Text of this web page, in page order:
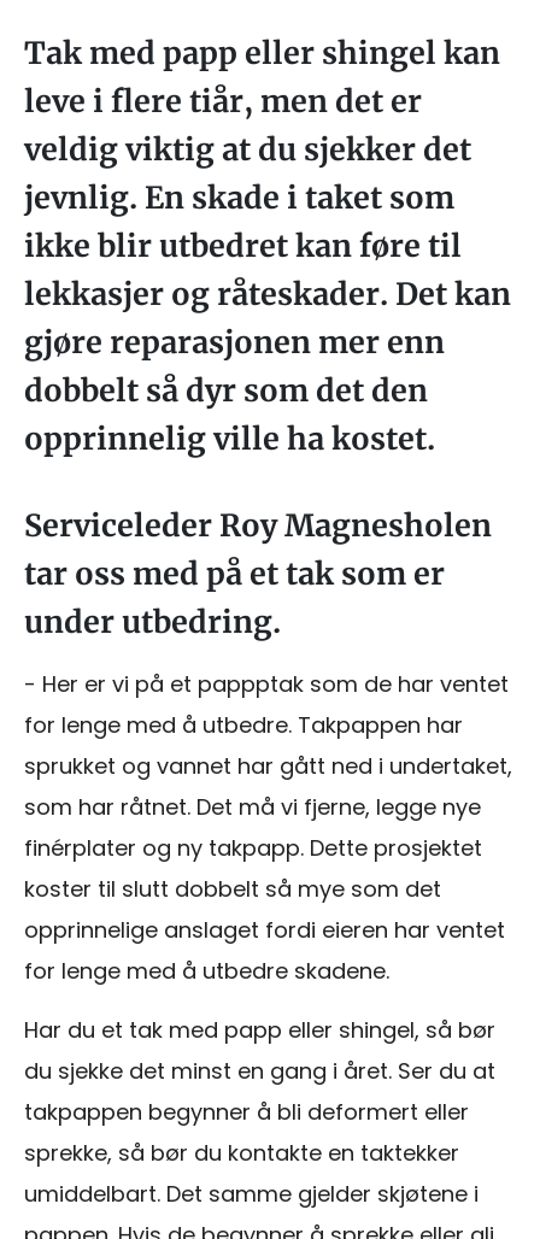
Tak med papp eller shingel kan
leve i flere tiår, men det er
veldig viktig at du sjekker det
jevnlig. En skade i taket som
ikke blir utbedret kan føre til
lekkasjer og råteskader. Det kan
gjøre reparasjonen mer enn
dobbelt så dyr som det den
opprinnelig ville ha kostet.
Serviceleder Roy Magnesholen
tar oss med på et tak som er
under utbedring.
- Her er vi på et pappptak som de har ventet
for lenge med å utbedre. Takpappen har
sprukket og vannet har gått ned i undertaket,
som har råtnet. Det må vi fjerne, legge nye
finérplater og ny takpapp. Dette prosjektet
koster til slutt dobbelt så mye som det
opprinnelige anslaget fordi eieren har ventet
for lenge med å utbedre skadene.
Har du et tak med papp eller shingel, så bør
du sjekke det minst en gang i året. Ser du at
takpappen begynner å bli deformert eller
sprekke, så bør du kontakte en taktekker
umiddelbart. Det samme gjelder skjøtene i